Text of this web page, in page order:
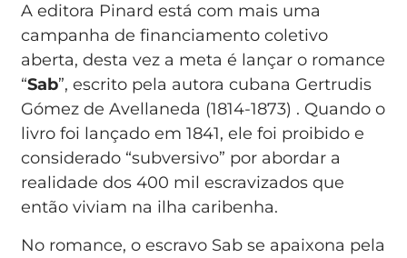
A editora Pinard está com mais uma
campanha de financiamento coletivo
aberta, desta vez a meta é lançar o romance
“Sab”, escrito pela autora cubana Gertrudis
Gómez de Avellaneda (1814-1873) . Quando o
livro foi lançado em 1841, ele foi proibido e
considerado “subversivo” por abordar a
realidade dos 400 mil escravizados que
então viviam na ilha caribenha.
No romance, o escravo Sab se apaixona pela